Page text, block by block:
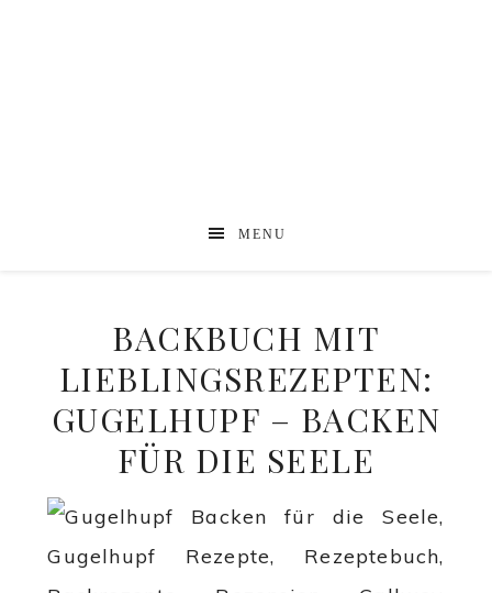
MENU
BACKBUCH MIT
LIEBLINGSREZEPTEN:
GUGELHUPF – BACKEN
FÜR DIE SEELE